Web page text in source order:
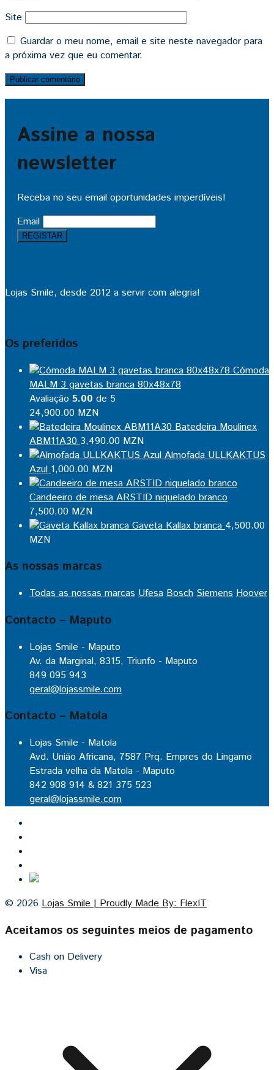
Site
Guardar o meu nome, email e site neste navegador para
a próxima vez que eu comentar.
Assine a nossa
newsletter
Receba no seu email oportunidades imperdíveis!
Email
Lojas Smile, desde 2012 a servir com alegria!
Os preferidos
Cómoda
MALM 3 gavetas branca 80x48x78
Avaliação 5.00 de 5
24,900.00 MZN
Batedeira Moulinex
ABM11A30 3,490.00 MZN
Almofada ULLKAKTUS
Azul 1,000.00 MZN
Candeeiro de mesa ARSTID niquelado branco
7,500.00 MZN
Gaveta Kallax branca 4,500.00
MZN
As nossas marcas
Todas as nossas marcas Ufesa Bosch Siemens Hoover
Contacto – Maputo
Lojas Smile - Maputo
Av. da Marginal, 8315, Triunfo - Maputo
849 095 943
geral@lojassmile.com
Contacto – Matola
Lojas Smile - Matola
Avd. União Africana, 7587 Prq. Empres do Lingamo
Estrada velha da Matola - Maputo
842 908 914 & 821 375 523
geral@lojassmile.com
© 2026 Lojas Smile | Proudly Made By: FlexIT
Aceitamos os seguintes meios de pagamento
Cash on Delivery
Visa